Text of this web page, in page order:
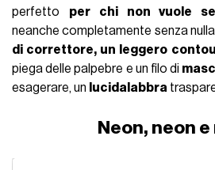
perfetto per chi non vuole
neanche completamente senza
di correttore, un leggero
piega delle palpebre e un filo di
esagerare, un lucidalabbra
Neon, neon